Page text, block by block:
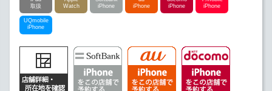
取扱
Watch
iPhone
iPhone
iPhone
iPhone
UQmobile
iPhone